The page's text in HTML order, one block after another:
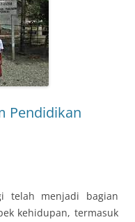
Pendidikan
telah menjadi bagian
kehidupan, termasuk